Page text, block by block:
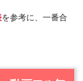
を参考に、一番合